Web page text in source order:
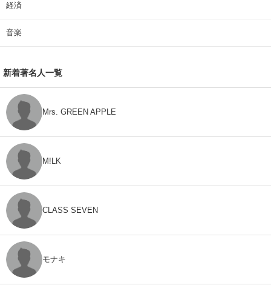
経済
音楽
新着著名人一覧
Mrs. GREEN APPLE
M!LK
CLASS SEVEN
モナキ